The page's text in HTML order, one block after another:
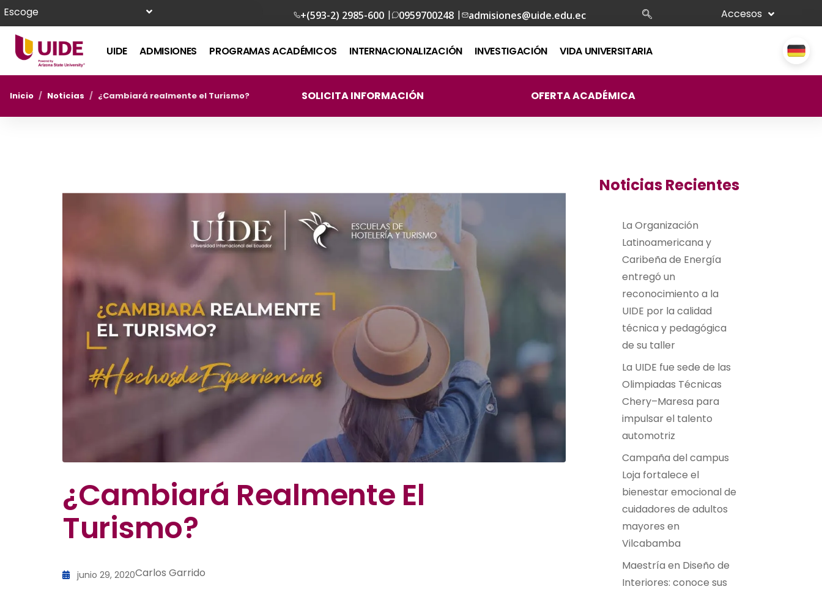
Escoge +(593-2) 2985-600 | 0959700248 | admisiones@uide.edu.ec Accesos
UIDE ADMISIONES PROGRAMAS ACADÉMICOS INTERNACIONALIZACIÓN INVESTIGACIÓN VIDA UNIVERSITARIA
Inicio / Noticias / ¿Cambiará realmente el Turismo? SOLICITA INFORMACIÓN OFERTA ACADÉMICA
¿Cambiará Realmente El
Turismo?
junio 29, 2020Carlos Garrido
Noticias Recientes
La Organización
Latinoamericana y
Caribeña de Energía
entregó un
reconocimiento a la
UIDE por la calidad
técnica y pedagógica
de su taller
La UIDE fue sede de las
Olimpiadas Técnicas
Chery–Maresa para
impulsar el talento
automotriz
Campaña del campus
Loja fortalece el
bienestar emocional de
cuidadores de adultos
mayores en
Vilcabamba
Maestría en Diseño de
Interiores: conoce sus